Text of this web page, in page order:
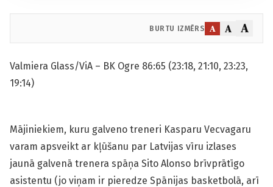
BURTU IZMĒRS A A A
Valmiera Glass/ViA – BK Ogre 86:65 (23:18, 21:10, 23:23,
19:14)
Mājiniekiem, kuru galveno treneri Kasparu Vecvagaru
varam apsveikt ar kļūšanu par Latvijas vīru izlases
jaunā galvenā trenera spāņa Sito Alonso brīvprātīgo
asistentu (jo viņam ir pieredze Spānijas basketbolā, arī